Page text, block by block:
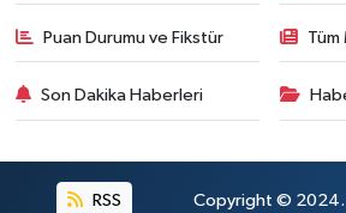
Puan Durumu ve Fikstür
Son Dakika Haberleri
RSS Copyright © 2024.